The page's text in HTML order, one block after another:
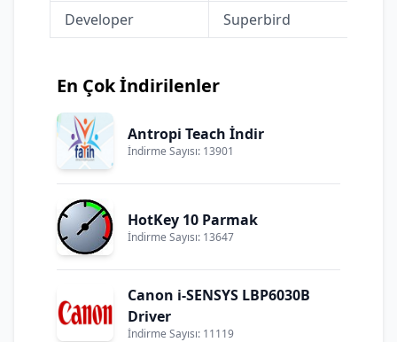
Developer Superbird
En Çok İndirilenler
Antropi Teach İndir
İndirme Sayısı: 13901
HotKey 10 Parmak
İndirme Sayısı: 13647
Canon i-SENSYS LBP6030B
Driver
İndirme Sayısı: 11119